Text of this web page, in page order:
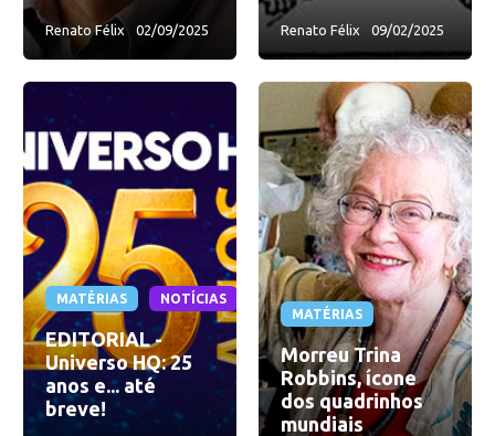
Renato Félix 02/09/2025 Renato Félix 09/02/2025
MATÉRIAS NOTÍCIAS
EDITORIAL -
Universo HQ: 25
anos e... até
breve!
MATÉRIAS
Morreu Trina
Robbins, ícone
dos quadrinhos
mundiais